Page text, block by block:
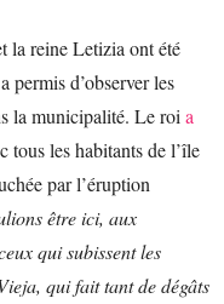
la reine Letizia ont été
permis d’observer les
la municipalité. Le roi a
tous les habitants de l’île
par l’éruption
être ici, aux
qui subissent les
qui fait tant de dégâts